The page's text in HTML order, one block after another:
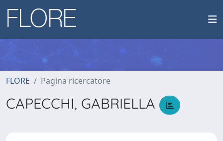
FLORE Pagina ricercatore
CAPECCHI, GABRIELLA